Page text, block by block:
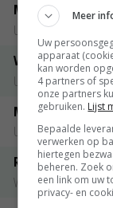
Mannelijk
Utrecht
Vrouwelijk worst
Utrecht
Mannelijk
Utrecht
Rosekalveren 8 -
Vleeskalveren Denkavit
Meer
Uw
apparaat
kan worden
4 partners of
onze partners
gebruiken. Lijst
Bepaalde
verwerken op
hiertegen
beheren. Zoek
een link om uw
privacy- en